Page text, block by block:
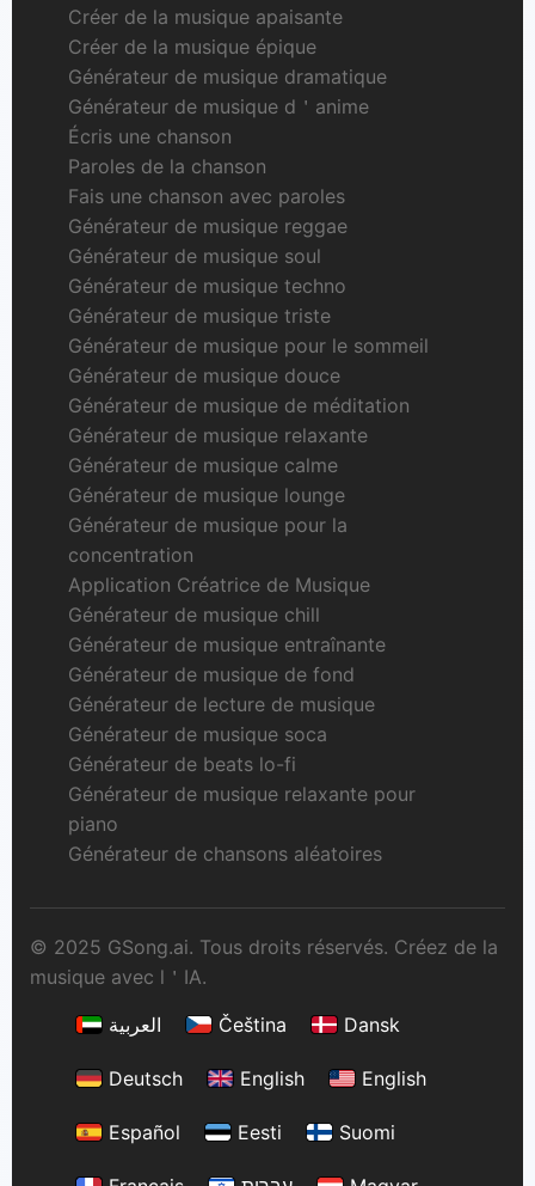
Créer de la musique apaisante
Créer de la musique épique
Générateur de musique dramatique
Générateur de musique d＇anime
Écris une chanson
Paroles de la chanson
Fais une chanson avec paroles
Générateur de musique reggae
Générateur de musique soul
Générateur de musique techno
Générateur de musique triste
Générateur de musique pour le sommeil
Générateur de musique douce
Générateur de musique de méditation
Générateur de musique relaxante
Générateur de musique calme
Générateur de musique lounge
Générateur de musique pour la
concentration
Application Créatrice de Musique
Générateur de musique chill
Générateur de musique entraînante
Générateur de musique de fond
Générateur de lecture de musique
Générateur de musique soca
Générateur de beats lo-fi
Générateur de musique relaxante pour
piano
Générateur de chansons aléatoires
© 2025 GSong.ai. Tous droits réservés. Créez de la
musique avec l＇IA.
العربية
Čeština Dansk
Deutsch English English
Español Eesti Suomi